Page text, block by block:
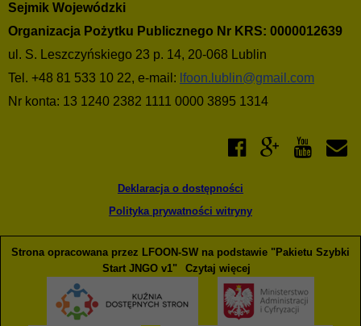
Sejmik Wojewódzki
Organizacja Pożytku Publicznego Nr KRS: 0000012639
ul. S. Leszczyńskiego 23 p. 14, 20-068 Lublin
Tel. +48 81 533 10 22, e-mail: lfoon.lublin@gmail.com
Nr konta: 13 1240 2382 1111 0000 3895 1314
Deklaracja o dostępności
Polityka prywatności witryny
Strona opracowana przez LFOON-SW na podstawie "Pakietu Szybki
Start JNGO v1"
Czytaj więcej